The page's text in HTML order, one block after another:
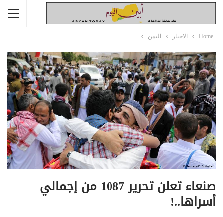
Home الاخبار اليمن
صنعاء تعلن تحرير 1087 من إجمالي
أسراها..!